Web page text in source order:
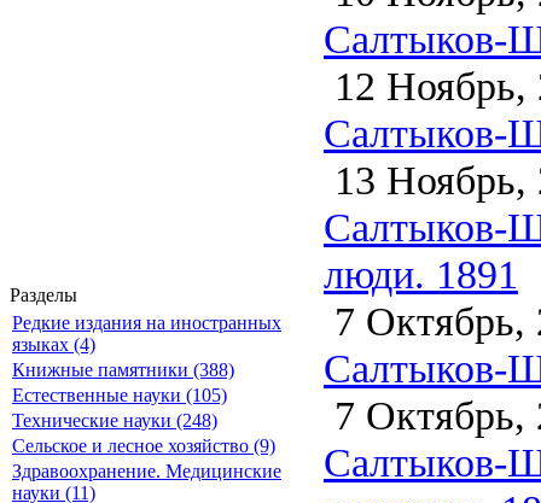
Разделы
Редкие издания на иностранных
языках (4)
Книжные памятники (388)
Естественные науки (105)
Технические науки (248)
Сельское и лесное хозяйство (9)
Здравоохранение. Медицинские
науки (11)
Салтыков-
12 Ноябрь,
Салтыков-
13 Ноябрь,
Салтыков-
люди. 1891
7 Октябрь,
Салтыков-
7 Октябрь,
Салтыков-